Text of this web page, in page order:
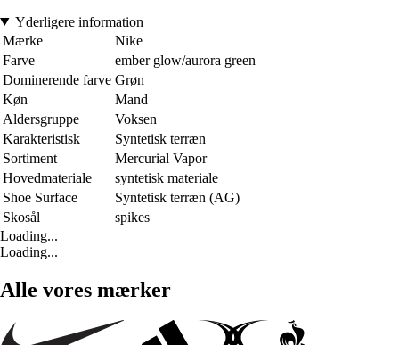
Yderligere information
Mærke
Nike
Farve
ember glow/aurora green
Dominerende farve Grøn
Køn
Mand
Aldersgruppe
Voksen
Karakteristisk
Syntetisk terræn
Sortiment
Mercurial Vapor
Hovedmateriale
syntetisk materiale
Shoe Surface
Syntetisk terræn (AG)
Skosål
spikes
Loading...
Loading...
Alle vores mærker